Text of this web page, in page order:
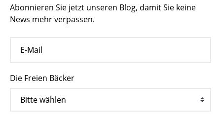
Abonnieren Sie jetzt unseren Blog, damit Sie keine
News mehr verpassen.
Die Freien Bäcker